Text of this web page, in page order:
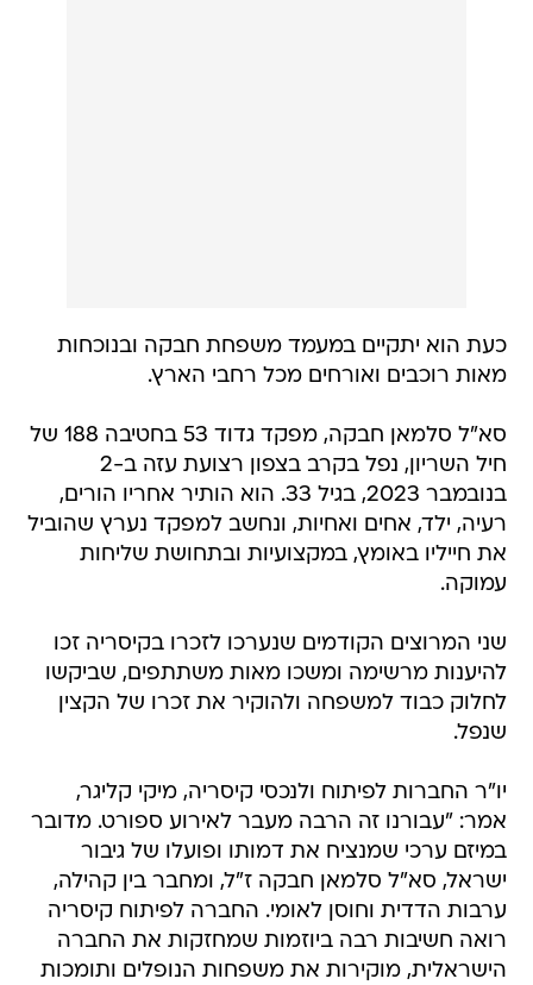
כעת הוא יתקיים במעמד משפחת חבקה ובנוכחות
מאות רוכבים ואורחים מכל רחבי הארץ.
סא"ל סלמאן חבקה, מפקד גדוד 53 בחטיבה 188 של
חיל השריון, נפל בקרב בצפון רצועת עזה ב-2
בנובמבר 2023, בגיל 33. הוא הותיר אחריו הורים,
רעיה, ילד, אחים ואחיות, ונחשב למפקד נערץ שהוביל
את חייליו באומץ, במקצועיות ובתחושת שליחות
עמוקה.
שני המרוצים הקודמים שנערכו לזכרו בקיסריה זכו
להיענות מרשימה ומשכו מאות משתתפים, שביקשו
לחלוק כבוד למשפחה ולהוקיר את זכרו של הקצין
שנפל.
יו"ר החברות לפיתוח ולנכסי קיסריה, מיקי קליגר,
אמר: "עבורנו זה הרבה מעבר לאירוע ספורט. מדובר
במיזם ערכי שמנציח את דמותו ופועלו של גיבור
ישראל, סא"ל סלמאן חבקה ז"ל, ומחבר בין קהילה,
ערבות הדדית וחוסן לאומי. החברה לפיתוח קיסריה
רואה חשיבות רבה ביוזמות שמחזקות את החברה
הישראלית, מוקירות את משפחות הנופלים ותומכות